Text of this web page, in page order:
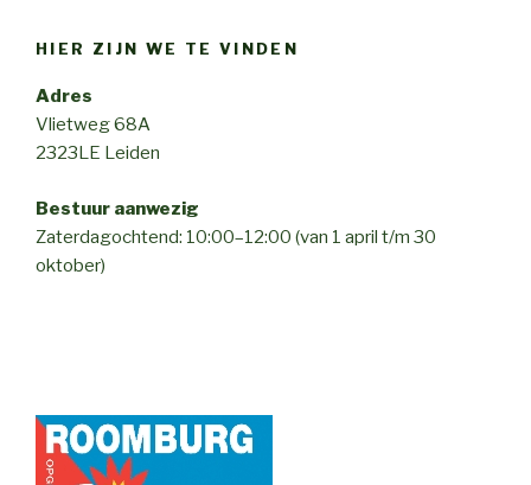
HIER ZIJN WE TE VINDEN
Adres
Vlietweg 68A
2323LE Leiden
Bestuur aanwezig
Zaterdagochtend: 10:00–12:00 (van 1 april t/m 30
oktober)